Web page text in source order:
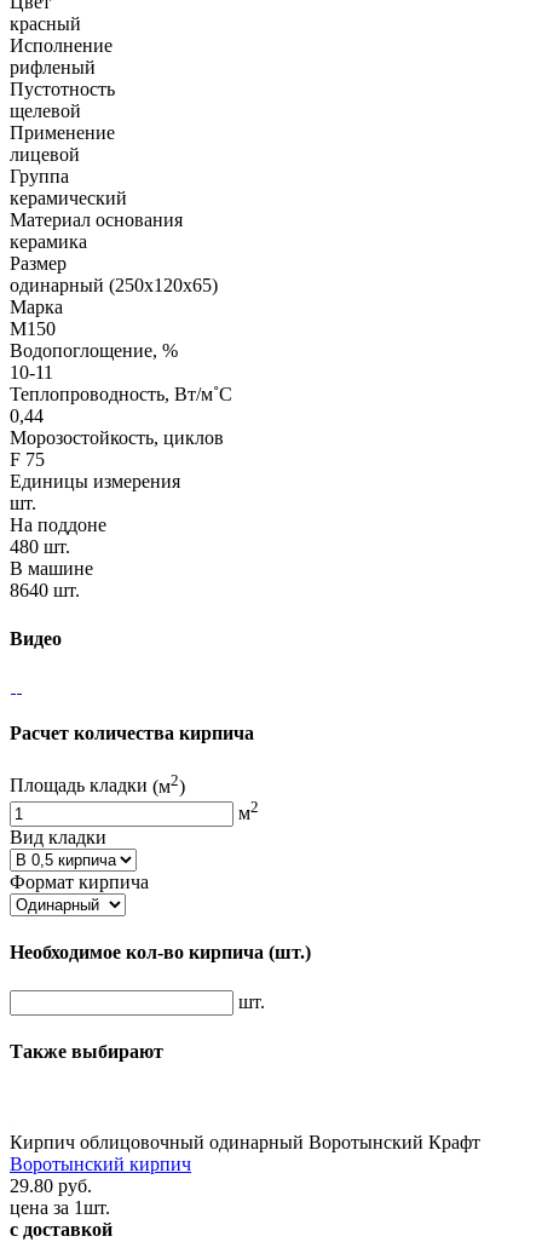
красный
Исполнение
рифленый
Пустотность
щелевой
Применение
лицевой
Группа
керамический
Материал основания
керамика
Размер
одинарный (250х120х65)
Марка
М150
Водопоглощение, %
10-11
Теплопроводность, Вт/м˚С
0,44
Морозостойкость, циклов
F 75
Единицы измерения
шт.
На поддоне
480 шт.
В машине
8640 шт.
Видео
Расчет количества кирпича
Площадь кладки (м2)
м2
Вид кладки
Формат кирпича
Необходимое кол-во кирпича (шт.)
шт.
Также выбирают
Кирпич облицовочный одинарный Воротынский Крафт
Воротынский кирпич
29.80 руб.
цена за 1шт.
с доставкой